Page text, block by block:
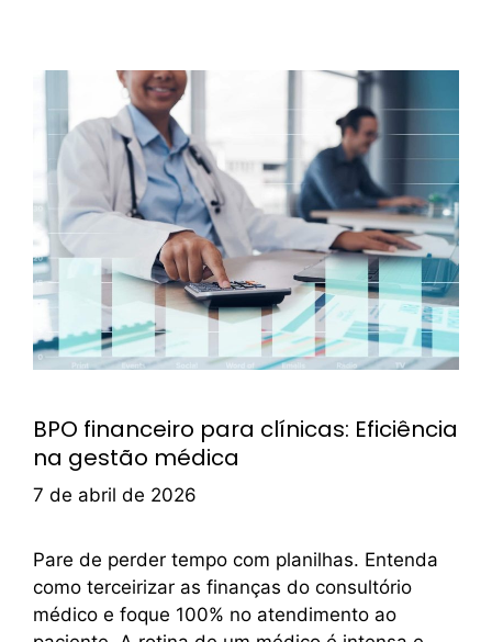
BPO financeiro para clínicas: Eficiência
na gestão médica
7 de abril de 2026
Pare de perder tempo com planilhas. Entenda
como terceirizar as finanças do consultório
médico e foque 100% no atendimento ao